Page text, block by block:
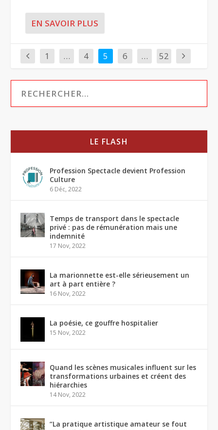
EN SAVOIR PLUS
1 … 4 5 6 … 52
LE FLASH
Profession Spectacle devient Profession
Culture
6 Déc, 2022
Temps de transport dans le spectacle
privé : pas de rémunération mais une
indemnité
17 Nov, 2022
La marionnette est-elle sérieusement un
art à part entière ?
16 Nov, 2022
La poésie, ce gouffre hospitalier
15 Nov, 2022
Quand les scènes musicales influent sur les
transformations urbaines et créent des
hiérarchies
14 Nov, 2022
“La pratique artistique amateur se fout